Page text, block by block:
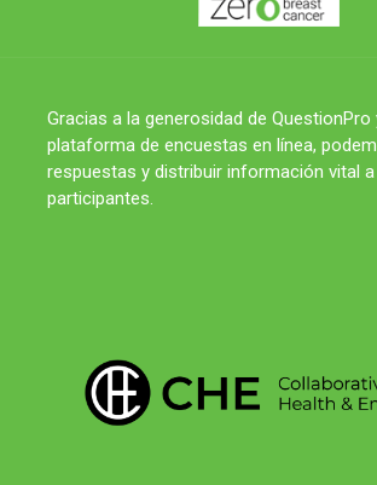
Gracias a la generosidad de QuestionPro
plataforma de encuestas en línea,
respuestas y distribuir información vital
participantes.